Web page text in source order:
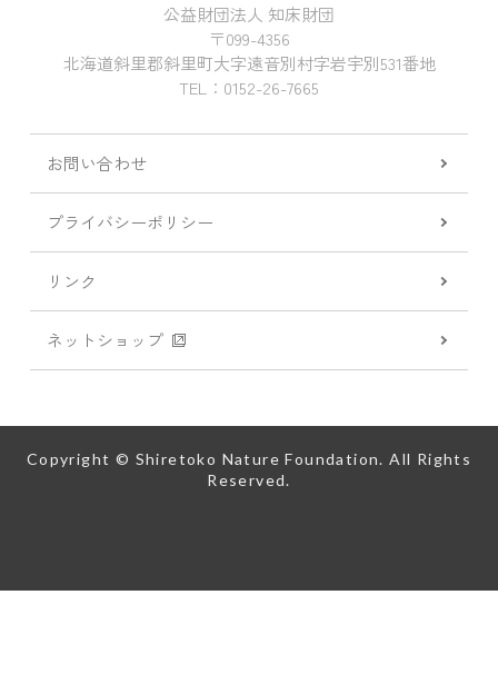
公益財団法人 知床財団
〒099-4356
北海道斜里郡斜里町大字遠音別村字岩宇別531番地
TEL：0152-26-7665
お問い合わせ
プライバシーポリシー
リンク
ネットショップ
Copyright © Shiretoko Nature Foundation. All Rights
Reserved.